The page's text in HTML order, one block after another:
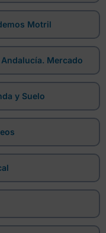
Motril
Mercado
y Suelo